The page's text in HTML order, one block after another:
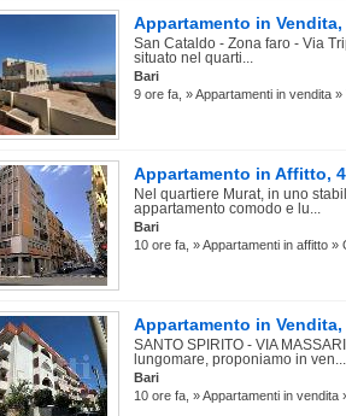
Appartamento in
San Cataldo - Zona faro - Via
situato nel quarti...
Bari
9 ore fa, » Appartamenti in vendita
Appartamento in Affitto,
Nel quartiere Murat, in uno
appartamento comodo e lu...
Bari
10 ore fa, » Appartamenti in affitto »
Appartamento in
SANTO SPIRITO - VIA
lungomare, proponiamo in ven...
Bari
10 ore fa, » Appartamenti in vendita